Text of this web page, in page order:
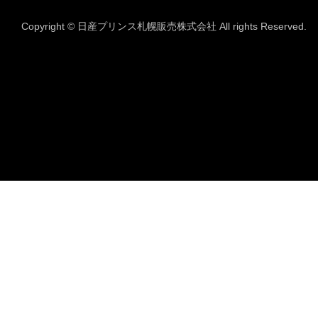
Copyright © 日産プリンス札幌販売株式会社 All rights Reserved.